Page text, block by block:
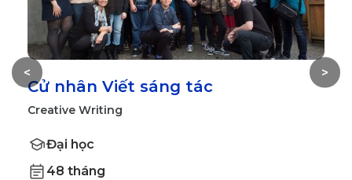
Cử nhân Viết sáng tác
Creative Writing
Đại học
48 tháng
>
<